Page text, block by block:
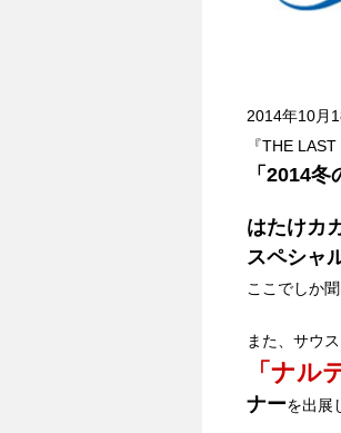
2014年10月
『THE
「2014冬
はたけカ
スペシャ
ここでしか
また、サウ
「ナル
ナーを出展